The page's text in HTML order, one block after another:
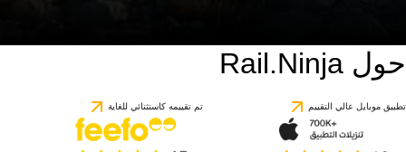
حول Rail.Ninja
تطبيق موبايل عالي التقييم تم تقييمه كاستثنائي للغاية